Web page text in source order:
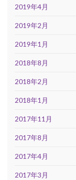
2019年4月
2019年2月
2019年1月
2018年8月
2018年2月
2018年1月
2017年11月
2017年8月
2017年4月
2017年3月